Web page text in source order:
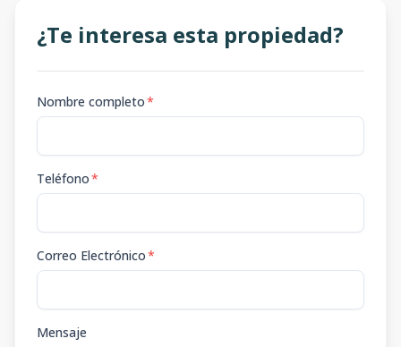
¿Te interesa esta propiedad?
Nombre completo*
Teléfono*
Correo Electrónico*
Mensaje